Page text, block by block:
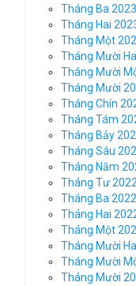
Tháng Ba 2023
Tháng Hai
Tháng Một
Tháng Mười
Tháng Mười
Tháng Mười
Tháng Chín
Tháng Tám
Tháng Bảy
Tháng Sáu
Tháng Năm
Tháng Tư 2022
Tháng Ba 2022
Tháng Hai
Tháng Một
Tháng Mười
Tháng Mười
Tháng Mười